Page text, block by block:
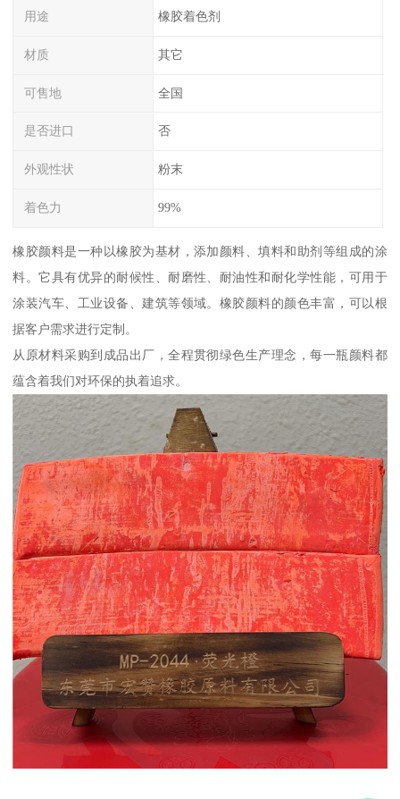
用途 橡胶着色剂
材质 其它
可售地 全国
是否进口 否
外观性状 粉末
着色力 99%
橡胶颜料是一种以橡胶为基材，添加颜料、填料和助剂等组成的涂
料。它具有优异的耐候性、耐磨性、耐油性和耐化学性能，可用于
涂装汽车、工业设备、建筑等领域。橡胶颜料的颜色丰富，可以根
据客户需求进行定制。
从原材料采购到成品出厂，全程贯彻绿色生产理念，每一瓶颜料都
蕴含着我们对环保的执着追求。